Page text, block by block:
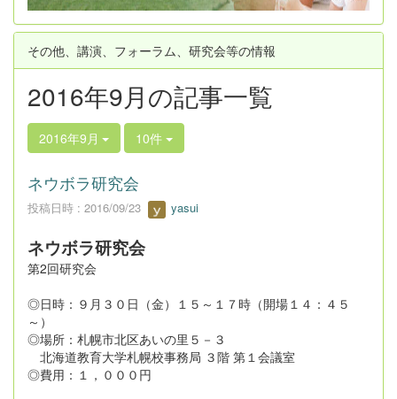
その他、講演、フォーラム、研究会等の情報
2016年9月の記事一覧
2016年9月 10件
ネウボラ研究会
投稿日時 : 2016/09/23 yasui
ネウボラ研究会
第2回研究会
◎日時：９月３０日（金）１５～１７時（開場１４：４５
～）
◎場所：札幌市北区あいの里５－３
北海道教育大学札幌校事務局 ３階 第１会議室
◎費用：１，０００円